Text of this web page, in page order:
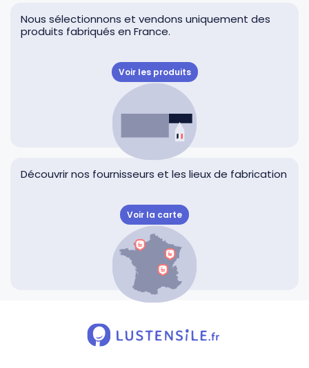
Nous sélectionnons et vendons uniquement des
produits fabriqués en France.
Voir les produits
Découvrir nos fournisseurs et les lieux de fabrication
Voir la carte